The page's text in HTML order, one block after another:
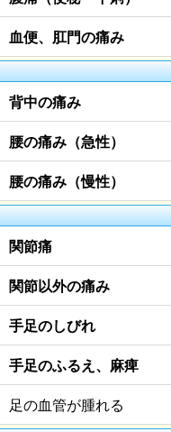
血便、肛門の痛み
背中の痛み
腰の痛み（急性）
腰の痛み（慢性）
関節痛
関節以外の痛み
手足のしびれ
手足のふるえ、麻痺
足の血管が腫れる